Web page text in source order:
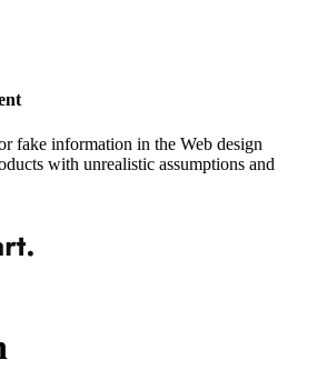
fake information in the Web design
with unrealistic assumptions and